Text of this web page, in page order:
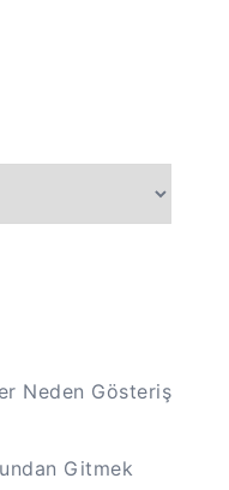
Neden Gösteriş
Gitmek